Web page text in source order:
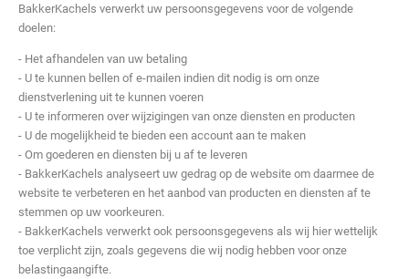
BakkerKachels verwerkt uw persoonsgegevens voor de volgende
doelen:
- Het afhandelen van uw betaling
- U te kunnen bellen of e-mailen indien dit nodig is om onze
dienstverlening uit te kunnen voeren
- U te informeren over wijzigingen van onze diensten en producten
- U de mogelijkheid te bieden een account aan te maken
- Om goederen en diensten bij u af te leveren
- BakkerKachels analyseert uw gedrag op de website om daarmee de
website te verbeteren en het aanbod van producten en diensten af te
stemmen op uw voorkeuren.
- BakkerKachels verwerkt ook persoonsgegevens als wij hier wettelijk
toe verplicht zijn, zoals gegevens die wij nodig hebben voor onze
belastingaangifte.